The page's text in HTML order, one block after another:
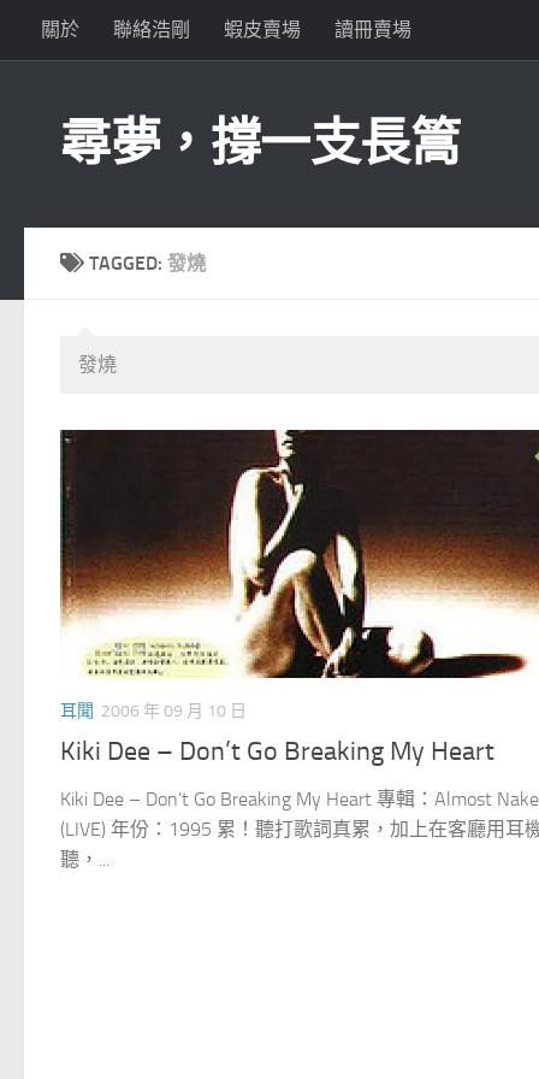
Skip to content
關於 聯絡浩剛 蝦皮賣場 讀冊賣場
尋夢，撐一支長篙
TAGGED: 發燒
發燒
耳聞 2006 年 09 月 10 日
Kiki Dee – Don’t Go Breaking My Heart
Kiki Dee – Don’t Go Breaking My Heart 專輯：Almost
(LIVE) 年份：1995 累！聽打歌詞真累，加上在客廳用耳
聽，...